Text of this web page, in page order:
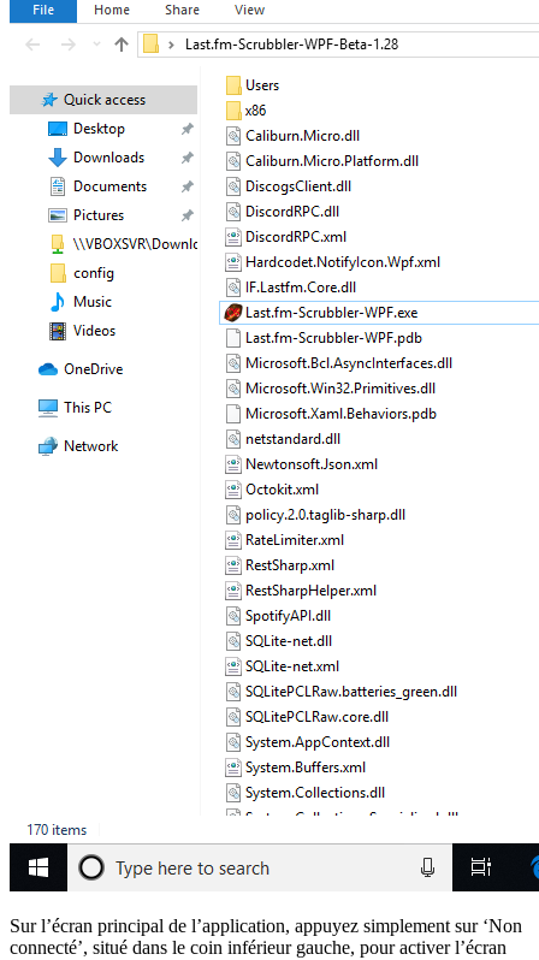
Sur l’écran principal de l’application, appuyez simplement sur ‘Non
connecté’, situé dans le coin inférieur gauche, pour activer l’écran